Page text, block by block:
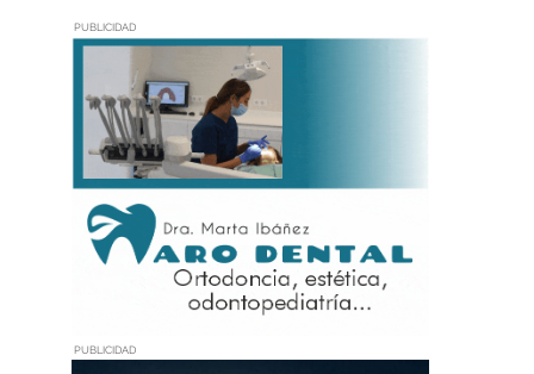
PUBLICIDAD
PUBLICIDAD